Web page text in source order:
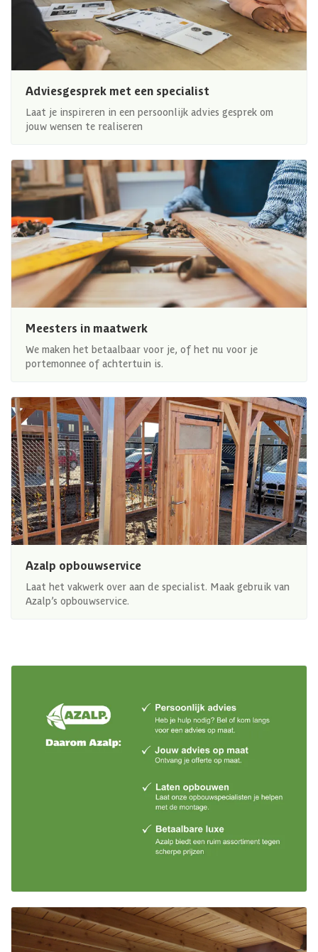
Adviesgesprek met een specialist
Laat je inspireren in een persoonlijk advies gesprek om
jouw wensen te realiseren
Meesters in maatwerk
We maken het betaalbaar voor je, of het nu voor je
portemonnee of achtertuin is.
Azalp opbouwservice
Laat het vakwerk over aan de specialist. Maak gebruik van
Azalp’s opbouwservice.